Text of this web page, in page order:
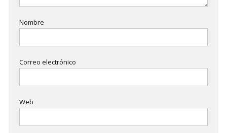
Nombre
Correo electrónico
Web